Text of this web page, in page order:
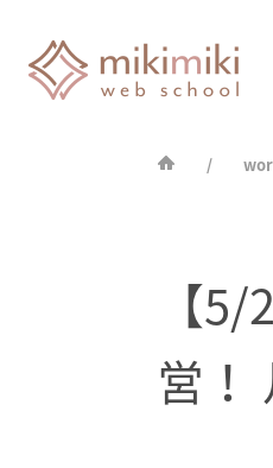
【
営！